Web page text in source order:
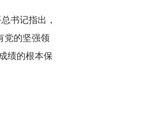
书记指出，
党的坚强领
绩的根本保